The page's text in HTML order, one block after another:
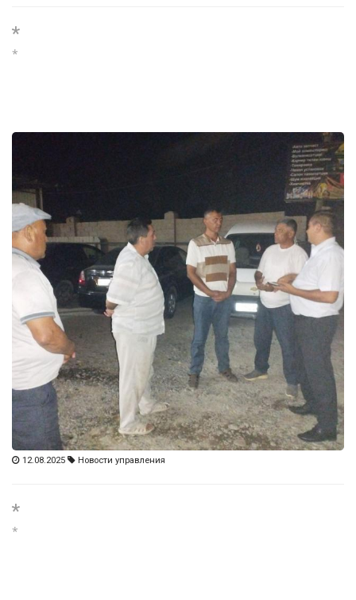
*
*
12.08.2025 Новости управления
*
*